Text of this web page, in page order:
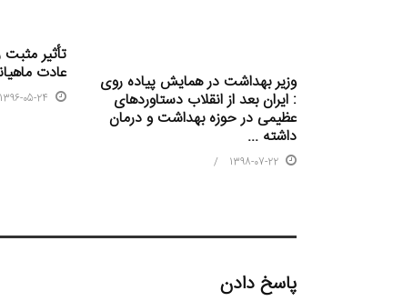
وزیر بهداشت در همایش پیاده روی
: ایران بعد از انقلاب دستاوردهای
عظیمی در حوزه بهداشت و درمان
داشته ...
1398-07-22
تأثیر
عادت
1396-05-24
پاسخ دادن